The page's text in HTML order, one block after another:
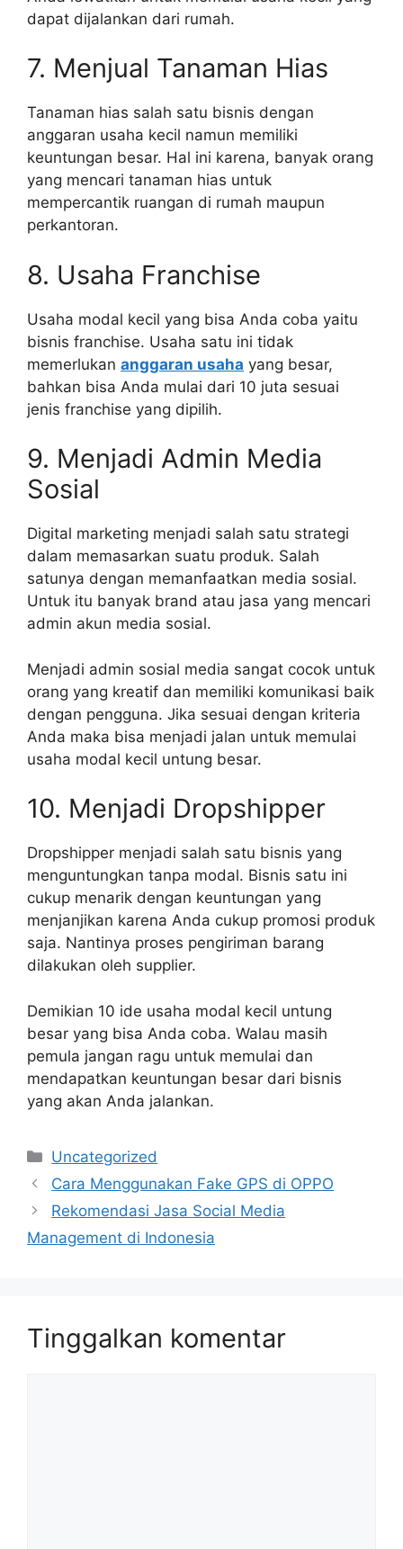
dapat dijalankan dari rumah.
7. Menjual Tanaman Hias
Tanaman hias salah satu bisnis dengan
anggaran usaha kecil namun memiliki
keuntungan besar. Hal ini karena, banyak orang
yang mencari tanaman hias untuk
mempercantik ruangan di rumah maupun
perkantoran.
8. Usaha Franchise
Usaha modal kecil yang bisa Anda coba yaitu
bisnis franchise. Usaha satu ini tidak
memerlukan anggaran usaha yang besar,
bahkan bisa Anda mulai dari 10 juta sesuai
jenis franchise yang dipilih.
9. Menjadi Admin Media
Sosial
Digital marketing menjadi salah satu strategi
dalam memasarkan suatu produk. Salah
satunya dengan memanfaatkan media sosial.
Untuk itu banyak brand atau jasa yang mencari
admin akun media sosial.
Menjadi admin sosial media sangat cocok untuk
orang yang kreatif dan memiliki komunikasi baik
dengan pengguna. Jika sesuai dengan kriteria
Anda maka bisa menjadi jalan untuk memulai
usaha modal kecil untung besar.
10. Menjadi Dropshipper
Dropshipper menjadi salah satu bisnis yang
menguntungkan tanpa modal. Bisnis satu ini
cukup menarik dengan keuntungan yang
menjanjikan karena Anda cukup promosi produk
saja. Nantinya proses pengiriman barang
dilakukan oleh supplier.
Demikian 10 ide usaha modal kecil untung
besar yang bisa Anda coba. Walau masih
pemula jangan ragu untuk memulai dan
mendapatkan keuntungan besar dari bisnis
yang akan Anda jalankan.
Kategori
Uncategorized
Cara Menggunakan Fake GPS di OPPO
Rekomendasi Jasa Social Media
Management di Indonesia
Tinggalkan komentar